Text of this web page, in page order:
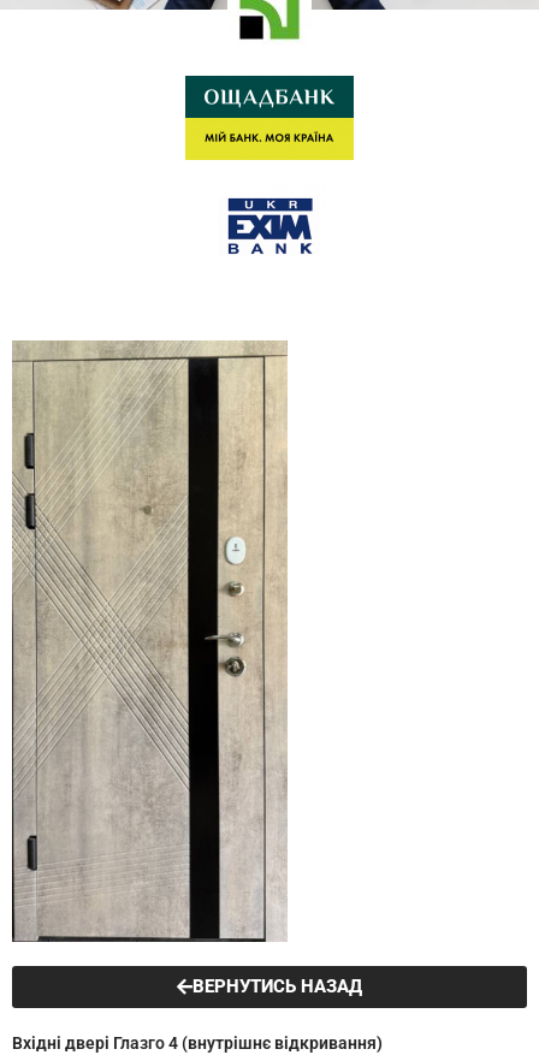
ВЕРНУТИСЬ НАЗАД
Вхідні двері Глазго 4 (внутрішнє відкривання)